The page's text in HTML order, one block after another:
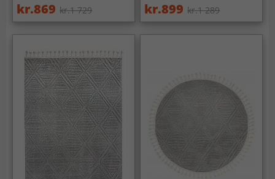
kr.869 kr.1 729 kr.899 kr.1 289